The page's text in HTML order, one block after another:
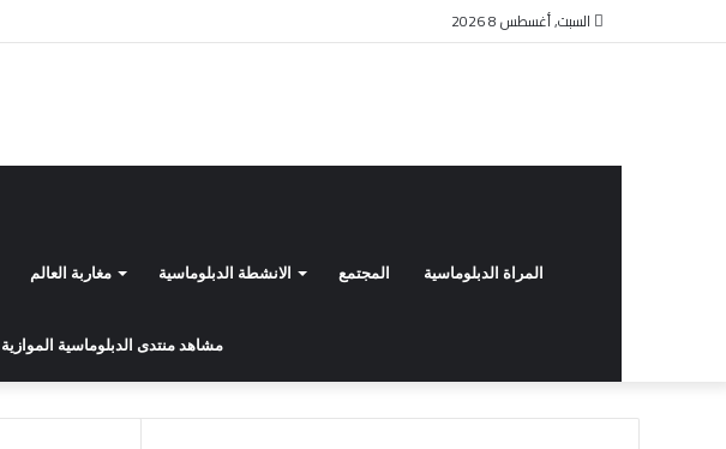
السبت, أغسطس 8 2026
مغاربة العالم الانشطة الدبلوماسية المجتمع المراة الدبلوماسية
مشاهد منتدى الدبلوماسية الموازية